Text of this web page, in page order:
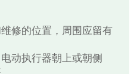
修的位置，周围应留有
动执行器朝上或朝侧